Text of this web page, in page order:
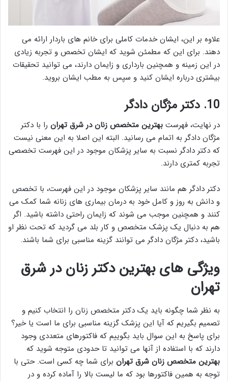
علاوه بر این، ایشان خدمات کاملی برای خانم های باردار ارائه می
دهند. برای این که مطمئن شوید که ایشان تخصص و تجربه زیادی
در این زمینه و همچنین بارداری و زایمان دارند، می توانید تحقیقات
بیشتری درباره ایشان کنید و سپس به مطب ایشان بروید.
10. دکتر مژگان دادگر
در نهایت، فهرست بهترین متخصص زنان در شرق تهران را با دکتر
مژگان دادگر به اتمام می رسانید. البته این اصلا به این معنی نیست
که دکتر دادگر نسبت به سایر پزشکان موجود در این فهرست تخصصی
تجربه کمتری دارند.
دکتر دادگر هم مانند سایر پزشکان موجود در این فهرست، با تخصص
و دانش به روز و کامل خود به درمان بیماری های زنانه شما کمک می
کنند و همچنین موجب می شوند که زایمان راحتی داشته باشید. اگر
هم به دنبال یک پزشک متخصص و کار بلد می گردید که تحت نظر او
باشید، دکتر مژگان دادگر می توانند گزینه مناسبی برای شما باشند.
ویژگی های بهترین دکتر زنان در شرق
تهران
به نظر شما چگونه باید یک دکتر متخصص زنان را انتخاب کنیم و
تصمیم بگیریم که آیا این پزشک گزینه مناسبی برای ما است یا خیر؟
برای پاسخ به این سوال باید بگوییم که فاکتورهای متعددی وجود
دارند که با استفاده از آنها می توانید تا حدودی متوجه شوید که
بهترین متخصص زنان شرق تهران برای شما چه کسی است. حتی با
توجه به همین فاکتورها بود که ما لیست بالا را آماده کرده و در